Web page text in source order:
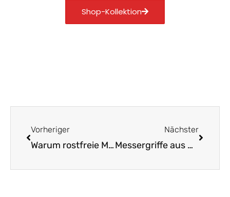
Shop-Kollektion
Vorheriger
Warum rostfreie Messer aus Solingen unschlagbar sind
Nächster
Messergriffe aus Olivenholz: Stilvoll und umweltfreundlich